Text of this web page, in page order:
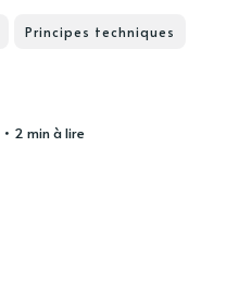
Principes techniques
• 2 min à lire